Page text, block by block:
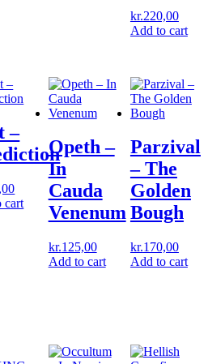
kr.220,00
Add to cart
‎–
cart
Opeth ‎–
In
Cauda
Venenum
kr.125,00
Add to cart
Parzival
‎– The
Golden
Bough
kr.170,00
Add to cart